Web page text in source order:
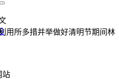
用所多措并举做好清明节期间林
站